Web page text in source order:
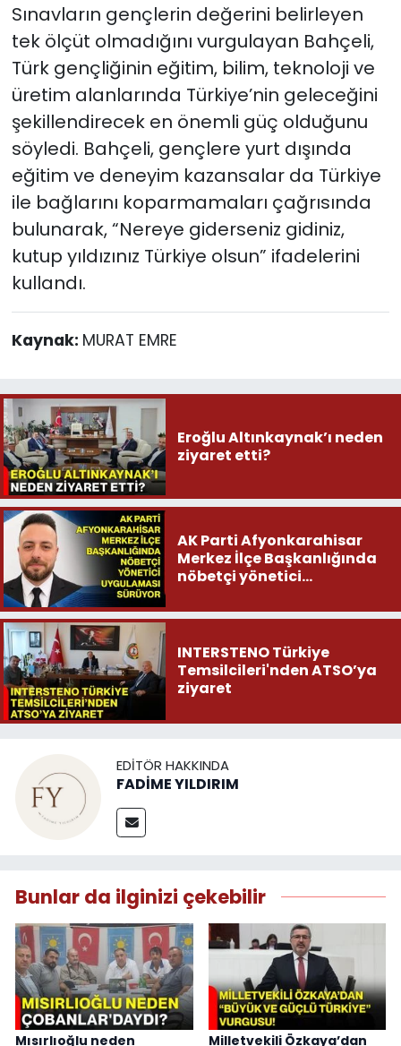
Sınavların gençlerin değerini belirleyen
tek ölçüt olmadığını vurgulayan Bahçeli,
Türk gençliğinin eğitim, bilim, teknoloji ve
üretim alanlarında Türkiye’nin geleceğini
şekillendirecek en önemli güç olduğunu
söyledi. Bahçeli, gençlere yurt dışında
eğitim ve deneyim kazansalar da Türkiye
ile bağlarını koparmamaları çağrısında
bulunarak, “Nereye giderseniz gidiniz,
kutup yıldızınız Türkiye olsun” ifadelerini
kullandı.
Kaynak: MURAT EMRE
Eroğlu Altınkaynak’ı neden
ziyaret etti?
AK Parti Afyonkarahisar
Merkez İlçe Başkanlığında
nöbetçi yönetici
INTERSTENO Türkiye
Temsilcileri'nden ATSO’ya
ziyaret
EDITÖR HAKKINDA
FADİME YILDIRIM
Bunlar da ilginizi çekebilir
Mısırlıoğlu neden Milletvekili Özkaya’dan